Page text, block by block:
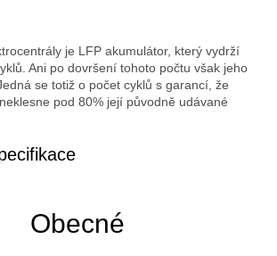
je LFP akumulátor, který vydrží
Ani po dovršení tohoto počtu však jeho
se totiž o počet cyklů s garancí, že
pod 80% její původně udávané
Obecné